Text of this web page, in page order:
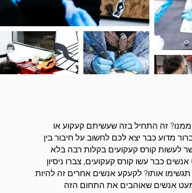
זה התחיל בזה שעשיתם קעקוע או
מדוע כבר יצא לכם לחשוב על חיבור בין
לעשות קורס קעקועים בקלות רבה בלא
כבר עשו קורס קעקועים, צברו ניסיון
אותו? לקעקע אנשים אחרים זה להיות
מעט אנשים שאוהבים את התחום הזה